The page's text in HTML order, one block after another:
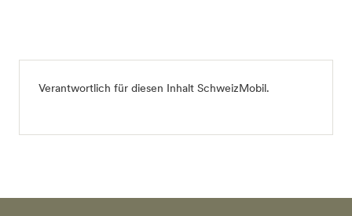
Verantwortlich für diesen Inhalt SchweizMobil.